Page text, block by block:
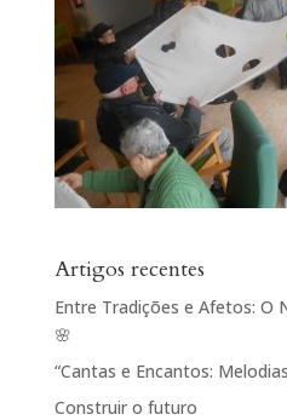
Artigos recentes
Entre Tradições e Afetos: O
🌸
“Cantas e Encantos:
Construir o futuro